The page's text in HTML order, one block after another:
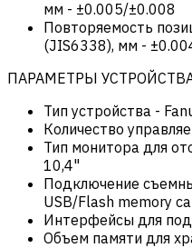
мм - ±0.005/±0.008
Повторяемость
(JIS6338), мм -
ПАРАМЕТРЫ
Тип устройства -
Количество
Тип монитора для
10,4"
Подключение
USB/Flash memory
Интерфейсы для
Объем памяти для